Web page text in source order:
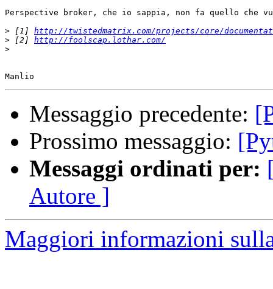
Perspective broker, che io sappia, non fa quello che
> [1] http://twistedmatrix.com/projects/core/
> [2] http://foolscap.lothar.com/
>
Messaggio precedente:
Prossimo messaggio:
Messaggi ordinati per:
Autore ]
Maggiori informazioni